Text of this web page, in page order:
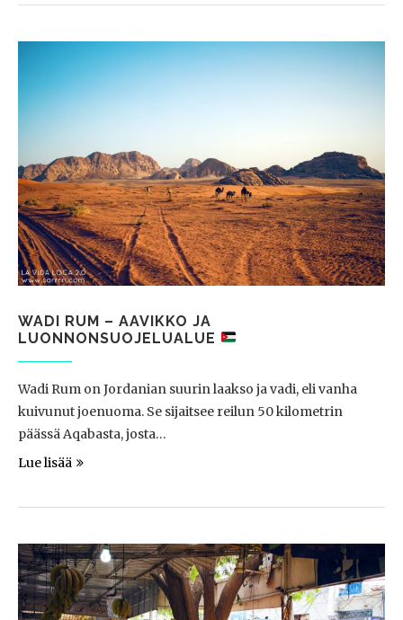
WADI RUM – AAVIKKO JA
LUONNONSUOJELUALUE
Wadi Rum on Jordanian suurin laakso ja vadi, eli vanha
kuivunut joenuoma. Se sijaitsee reilun 50 kilometrin
päässä Aqabasta, josta…
Lue lisää